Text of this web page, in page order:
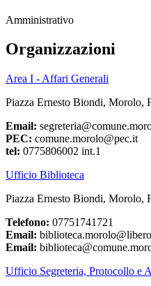
Amministrativo
Organizzazioni
Area I - Affari Generali
Piazza Ernesto Biondi, Morolo,
Email:
PEC: comune.morolo@pec.it
tel: 0775806002 int.1
Ufficio Biblioteca
Piazza Ernesto Biondi, Morolo,
Telefono: 07751741721
Email:
Email:
Ufficio Segreteria, Protocollo e